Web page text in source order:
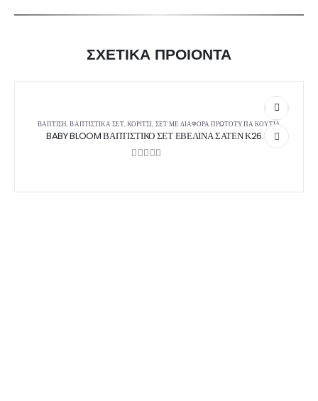
ΣΧΕΤΙΚΑ ΠΡΟΙΟΝΤΑ
ΒΑΠΤΙΣΗ,ΒΑΠΤΙΣΤΙΚΆ ΣΕΤ,ΚΟΡΊΤΣΙ, ΣΕΤ ΜΕ ΔΙΆΦΟΡΑ ΠΡΩΤΌΤΥΠΑ ΚΟΥΤΙΆ
BABY BLOOM ΒΑΠΤΙΣΤΙΚΟ ΣΕΤ ΕΒΕΛΙΝΑ ΣΑΤΕΝ Κ26.16